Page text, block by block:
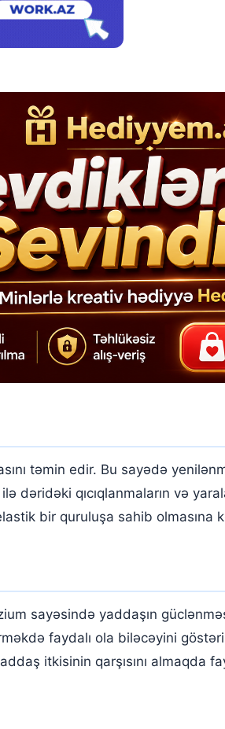
təmin edir. Bu sayədə
qıcıqlanmaların və
bir quruluşa sahib olmasına
sayəsində yaddaşın
faydalı ola biləcəyini
itkisinin qarşısını almaqda